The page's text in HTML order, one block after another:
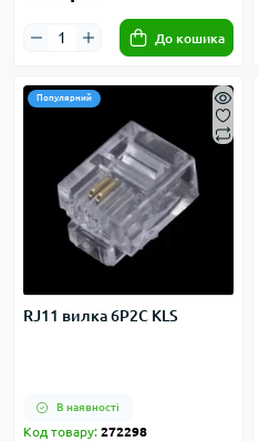
До кошика
Популярний
RJ11 вилка 6P2C KLS
В наявності
Код товару: 272298